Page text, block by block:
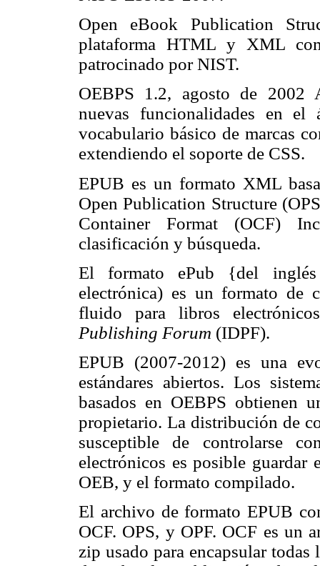
Open eBook Publication
plataforma HTML y XML
patrocinado por NIST.
OEBPS 1.2, agosto de 2002
nuevas funcionalidades en el
vocabulario básico de marcas
extendiendo el soporte de CSS.
EPUB es un formato XML
Open Publication Structure
Container Format (OCF)
clasificación y búsqueda.
El formato ePub {del
electrónica) es un formato de
fluido para libros
Publishing Forum (IDPF).
EPUB (2007-2012) es una
estándares abiertos. Los
basados en OEBPS obtienen
propietario. La distribución de
susceptible de controlarse
electrónicos es posible guardar
OEB, y el formato compilado.
El archivo de formato EPUB
OCF. OPS, y OPF. OCF es un
zip usado para encapsular